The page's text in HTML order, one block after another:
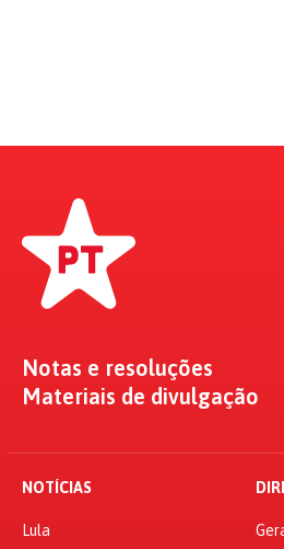
Notas e resoluções
Materiais de divulgação
NOTÍCIAS
Lula